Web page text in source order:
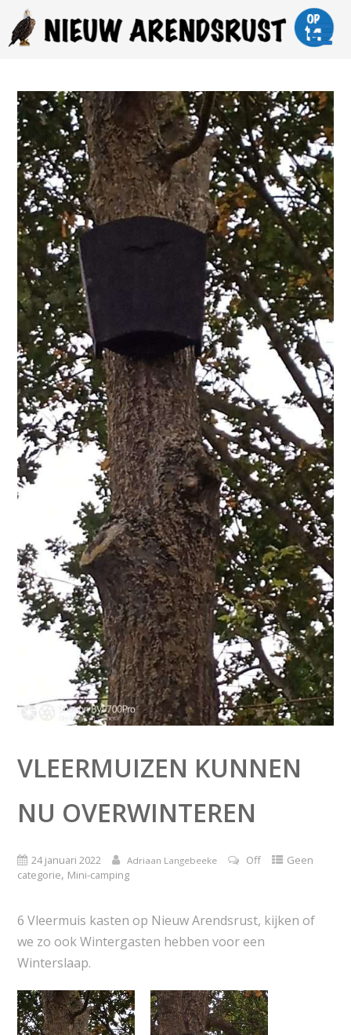
VLEERMUIZEN KUNNEN
NU OVERWINTEREN
24 januari 2022 Adriaan Langebeeke Off
Geen
categorie, Mini-camping
6 Vleermuis kasten op Nieuw Arendsrust, kijken of
we zo ook Wintergasten hebben voor een
Winterslaap.